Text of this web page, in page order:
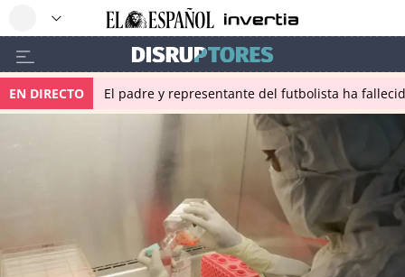
EN DIRECTO El padre y representante del futbolista ha